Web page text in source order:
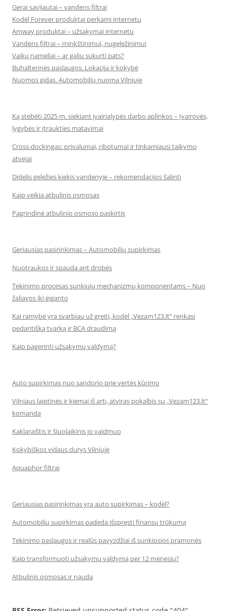
Gerai savijautai – vandens filtrai
Kodėl Forever produktai perkami internetu
Amway produktai – užsakymai internetu
Vandens filtrai – minkštinimui, nugeležinimui
Vaikų nameliai – ar galiu sukurti pats?
Buhalterinės paslaugos. Lokacija ir kokybė
Nuomos gidas. Automobilių nuoma Vilniuje
Ką stebėti 2025 m. siekiant įvairialypės darbo aplinkos – Įvairovės,
lygybės ir įtraukties matavimai
Cross-dockingas: privalumai, ribotumai ir tinkamiausi taikymo
atvejai
Didelis geležies kiekis vandenyje – rekomendacijos šalinti
Kaip veikia atbulinis osmosas
Pagrindinė atbulinio osmoso paskirtis
Geriausias pasirinkimas – Automobilių supirkimas
Nuotraukos ir spauda ant drobės
Tekinimo procesas sunkiųjų mechanizmų komponentams – Nuo
žaliavos iki giganto
Kai ramybė yra svarbiau už greitį, kodėl „Vezam123.lt“ renkasi
pedantišką tvarką ir BCA draudimą
Kaip pagerinti užsakymų valdymą?
Auto supirkimas nuo sandorio prie vertės kūrimo
Vilniaus laiptinės ir kiemai iš arti, atviras pokalbis su „Vezam123.lt“
komanda
Kaklaraištis ir šiuolaikinis jo vaidmuo
Kokybiškos vidaus durys Vilniuje
Aquaphor filtrai
Geriausias pasirinkimas yra auto supirkimas – kodėl?
Automobilių supirkimas padeda išspręsti finansų trūkumą
Tekinimo paslaugos ir realūs pavyzdžiai iš sunkiosios pramonės
Kaip transformuoti užsakymų valdymą per 12 mėnesių?
Atbulinis osmosas ir nauda